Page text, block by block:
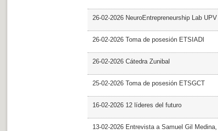
26-02-2026 NeuroEntrepreneurship Lab UPV
26-02-2026 Toma de posesión ETSIADI
26-02-2026 Cátedra Zunibal
25-02-2026 Toma de posesión ETSGCT
16-02-2026 12 líderes del futuro
13-02-2026 Entrevista a Samuel Gil